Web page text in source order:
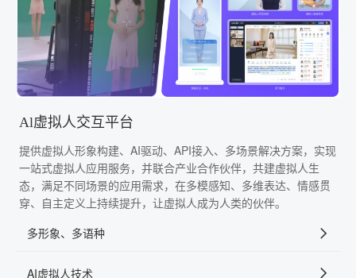
Al虚拟人交互平台
提供虚拟人形象构建、AI驱动、API接入、多场景解决方案，实现
一站式虚拟人应用服务，并联合产业合作伙伴，共建虚拟人生
态，满足不同场景的应用需求，在多模感知、多维表达、情感贯
穿、自主定义上持续提升，让虚拟人成为人类的伙伴。
多形象、多语种
AI虚拟人技术